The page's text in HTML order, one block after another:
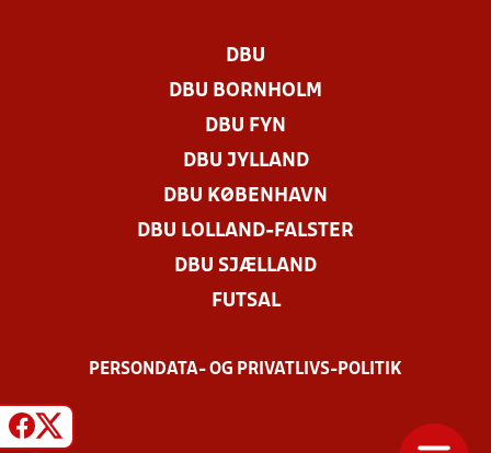
DBU
DBU BORNHOLM
DBU FYN
DBU JYLLAND
DBU KØBENHAVN
DBU LOLLAND-FALSTER
DBU SJÆLLAND
FUTSAL
PERSONDATA- OG PRIVATLIVS-POLITIK